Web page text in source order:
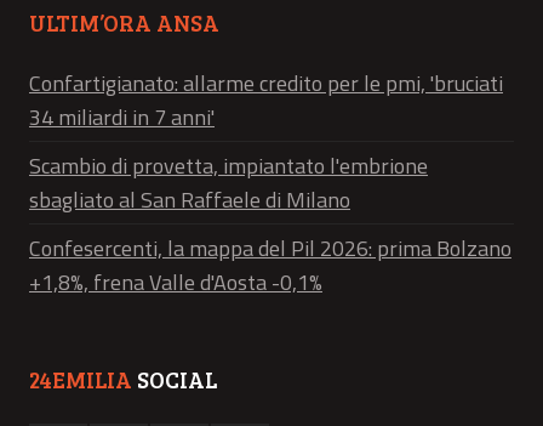
ULTIM’ORA ANSA
Confartigianato: allarme credito per le pmi, 'bruciati
34 miliardi in 7 anni'
Scambio di provetta, impiantato l'embrione
sbagliato al San Raffaele di Milano
Confesercenti, la mappa del Pil 2026: prima Bolzano
+1,8%, frena Valle d'Aosta -0,1%
24EMILIA SOCIAL